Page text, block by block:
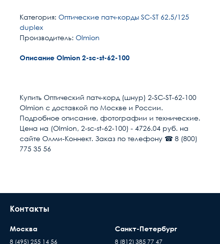
Категория: Оптические патч-корды SC-ST 62.5/125
duplex
Производитель: Olmion
Описание Olmion 2-sc-st-62-100
Разъем 1 SC/UPC
Разъем 2 ST/UPC
Длина м 100
Направление канала
Тип волокна MM 62.5/125 (OM1)
Условия доставки
Доставка осуществляется в течении 2-4
рабочих дней после поступления оплаты на
наш расчётный счёт
до подъезда или места куда может подъехать
происходит силами заказчика
Купить Оптический патч-корд (шнур) 2-SC-ST-62-100
Olmion с доставкой по Москве и России.
Подробное описание, фотографии и технические.
Цена на (Olmion, 2-sc-st-62-100) - 4726.04 руб. на
сайте Олми-Коннект. Заказ по телефону ☎ 8 (800)
775 35 56
Контакты
Москва
8 (495) 255 14 56
Санкт-Петербург
8 (812) 385 77 47